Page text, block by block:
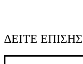
ΔΕΙΤΕ ΕΠΙΣΗΣ